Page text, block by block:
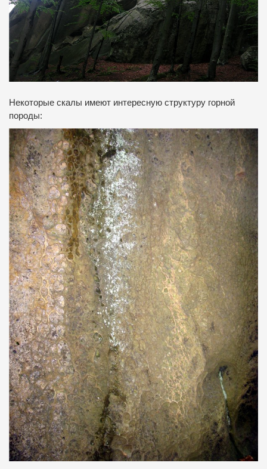
Некоторые скалы имеют интересную структуру горной
породы: